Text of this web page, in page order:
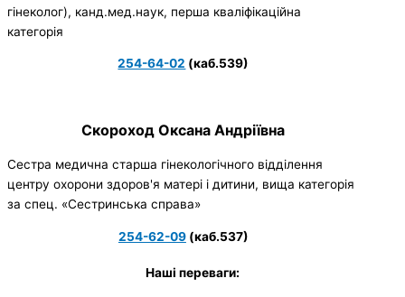
гінеколог), канд.мед.наук, перша кваліфікаційна
категорія
254-64-02 (каб.539)
Скороход Оксана Андріївна
Сестра медична старша гінекологічного відділення
центру охорони здоров'я матері і дитини, вища категорія
за спец. «Сестринська справа»
254-62-09(каб.537)
Наші переваги: